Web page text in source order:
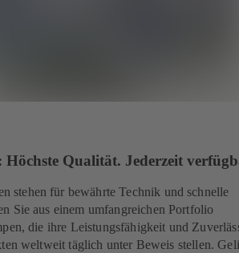
Qualität. Jederzeit
stehen für bewährte Technik und schnelle
Sie aus einem umfangreichen Portfolio
die ihre Leistungsfähigkeit und
weltweit täglich unter Beweis stellen.